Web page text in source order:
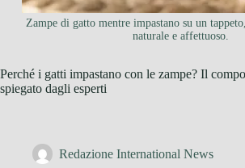
Zampe di gatto mentre impastano su un
naturale e affettuoso.
Perché i gatti impastano con le zampe? Il
spiegato dagli esperti
Redazione International News